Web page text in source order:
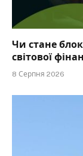
Чи стане
світової
8 Серпня 2026